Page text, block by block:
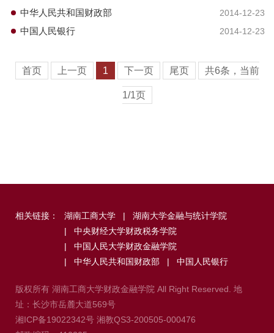
2014-12-23
中华人民共和国财政部
2014-12-23
中国人民银行
首页 上一页 1 下一页 尾页 共6条，当前
1/1页
相关链接： 湖南工商大学 |
湖南大学金融与统计学院
|
中央财经大学财政税务学院
|
中国人民大学财政金融学院
|
中华人民共和国财政部 | 中国人民银行
版权所有 湖南工商大学财政金融学院 All Right Reserved. 地
址：长沙市岳麓大道569号
湘ICP备19022342号 湘教QS3-200505-000476